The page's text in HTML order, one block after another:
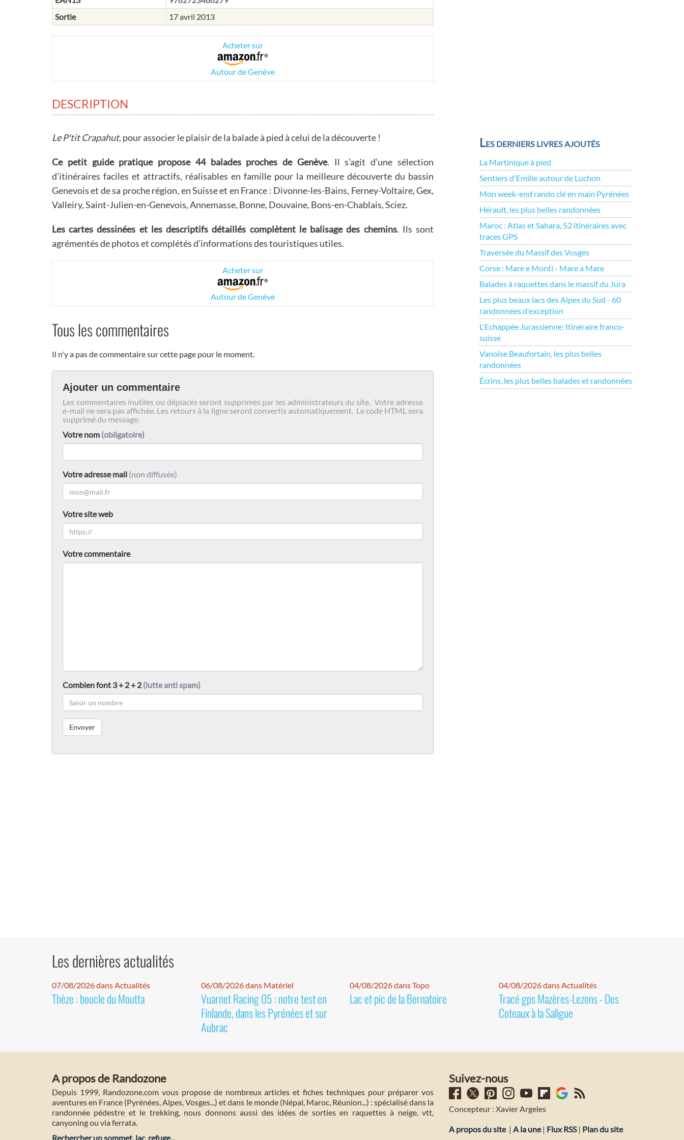
Sortie
17 avril 2013
Acheter sur
Autour de Genève
DESCRIPTION
Le P'tit Crapahut, pour associer le plaisir de la balade à pied à celui de la découverte !
Ce petit guide pratique propose 44 balades proches de Genève. Il s’agit d’une sélection
d’itinéraires faciles et attractifs, réalisables en famille pour la meilleure découverte du bassin
Genevois et de sa proche région, en Suisse et en France : Divonne-les-Bains, Ferney-Voltaire, Gex,
Valleiry, Saint-Julien-en-Genevois, Annemasse, Bonne, Douvaine, Bons-en-Chablais, Sciez.
Les cartes dessinées et les descriptifs détaillés complètent le balisage des chemins. Ils sont
agrémentés de photos et complétés d’informations des touristiques utiles.
Acheter sur
Autour de Genève
Tous les commentaires
Il n'y a pas de commentaire sur cette page pour le moment.
Ajouter un commentaire
Les commentaires inutiles ou déplacés seront supprimés par les administrateurs du site. Votre adresse
e-mail ne sera pas affichée. Les retours à la ligne seront convertis automatiquement. Le code HTML sera
supprimé du message.
Votre nom (obligatoire)
Votre adresse mail (non diffusée)
Votre site web
Votre commentaire
Combien font 3 + 2 + 2 (lutte anti spam)
Les derniers livres ajoutés
La Martinique à pied
Sentiers d'Emilie autour de Luchon
Mon week-end rando clé en main Pyrénées
Hérault, les plus belles randonnées
Maroc : Atlas et Sahara, 52 itinéraires avec
traces GPS
Traversée du Massif des Vosges
Corse : Mare e Monti - Mare a Mare
Balades à raquettes dans le massif du Jura
Les plus beaux lacs des Alpes du Sud - 60
randonnées d'exception
L'Echappée Jurassienne: Itinéraire franco-
suisse
Vanoise Beaufortain, les plus belles
randonnées
Écrins, les plus belles balades et randonnées
Les dernières actualités
07/08/2026 dans Actualités
Thèze : boucle du Moutta
06/08/2026 dans Matériel
Vuarnet Racing 05 : notre test en
Finlande, dans les Pyrénées et sur
Aubrac
04/08/2026 dans Topo
Lac et pic de la Bernatoire
04/08/2026 dans Actualités
Tracé gps Mazères-Lezons - Des
Coteaux à la Saligue
A propos de Randozone
Depuis 1999, Randozone.com vous propose de nombreux articles et fiches techniques pour préparer vos
aventures en France (Pyrénées, Alpes, Vosges...) et dans le monde (Népal, Maroc, Réunion...) : spécialisé dans la
randonnée pédestre et le trekking, nous donnons aussi des idées de sorties en raquettes à neige, vtt,
canyoning ou via ferrata.
Rechercher un sommet, lac, refuge...
Suivez-nous
Concepteur : Xavier Argeles
A propos du site | A la une| Flux RSS| Plan du site